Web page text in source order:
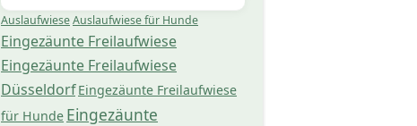
AuslaufwieseAuslaufwiese für Hunde
Eingezäunte Freilaufwiese
Eingezäunte Freilaufwiese
Düsseldorf Eingezäunte Freilaufwiese
für Hunde Eingezäunte